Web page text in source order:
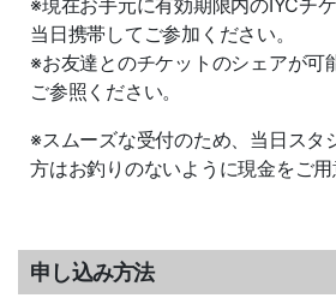
当日携帯してご参加ください。
※お友達とのチケットのシェアが可
ご参照ください。
※スムーズな受付のため、当日スタ
方はお釣りのないように現金をご用
申し込み方法